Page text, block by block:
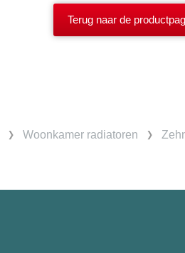
Terug naar de
Woonkamer radiatoren